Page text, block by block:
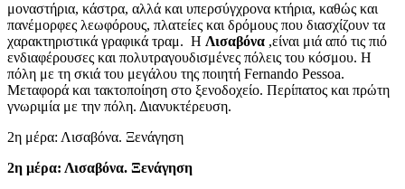
μοναστήρια, κάστρα, αλλά και υπερσύγχρονα κτήρια, καθώς και
πανέμορφες λεωφόρους, πλατείες και δρόμους που διασχίζουν τα
χαρακτηριστικά γραφικά τραμ. Η Λισαβόνα ,είναι μιά από τις πιό
ενδιαφέρουσες και πολυτραγουδισμένες πόλεις του κόσμου. Η
πόλη με τη σκιά του μεγάλου της ποιητή Fernando Pessoa.
Μεταφορά και τακτοποίηση στο ξενοδοχείο. Περίπατος και πρώτη
γνωριμία με την πόλη. Διανυκτέρευση.
2η μέρα: Λισαβόνα. Ξενάγηση
2η μέρα: Λισαβόνα. Ξενάγηση